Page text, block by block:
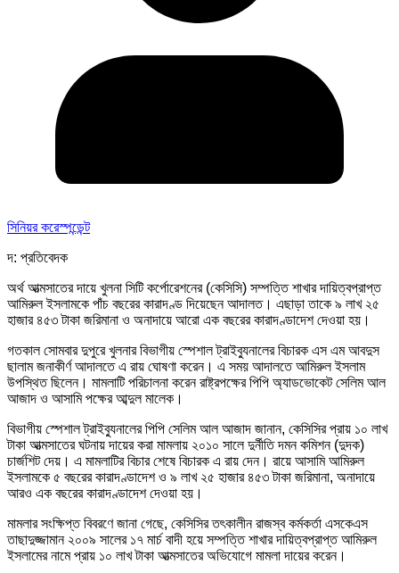
সিনিয়র করেস্পন্ডেন্ট
দ: প্রতিবেদক
অর্থ আত্মসাতের দায়ে খুলনা সিটি কর্পোরেশনের (কেসিসি) সম্পত্তি শাখার দায়িত্বপ্রাপ্ত
আমিরুল ইসলামকে পাঁচ বছরের কারাদণ্ড দিয়েছেন আদালত। এছাড়া তাকে ৯ লাখ ২৫
হাজার ৪৫৩ টাকা জরিমানা ও অনাদায়ে আরো এক বছরের কারাদণ্ডাদেশ দেওয়া হয়।
গতকাল সোমবার দুপুরে খুলনার বিভাগীয় স্পেশাল ট্রাইব্যুনালের বিচারক এস এম আবদুস
ছালাম জনাকীর্ণ আদালতে এ রায় ঘোষণা করেন। এ সময় আদালতে আমিরুল ইসলাম
উপস্থিত ছিলেন। মামলাটি পরিচালনা করেন রাষ্ট্রপক্ষের পিপি অ্যাডভোকেট সেলিম আল
আজাদ ও আসামি পক্ষের আব্দুল মালেক।
বিভাগীয় স্পেশাল ট্রাইব্যুনালের পিপি সেলিম আল আজাদ জানান, কেসিসির প্রায় ১০ লাখ
টাকা আত্মসাতের ঘটনায় দায়ের করা মামলায় ২০১০ সালে দুর্নীতি দমন কমিশন (দুদক)
চার্জশিট দেয়। এ মামলাটির বিচার শেষে বিচারক এ রায় দেন। রায়ে আসামি আমিরুল
ইসলামকে ৫ বছরের কারাদণ্ডাদেশ ও ৯ লাখ ২৫ হাজার ৪৫৩ টাকা জরিমানা, অনাদায়ে
আরও এক বছরের কারাদণ্ডাদেশ দেওয়া হয়।
মামলার সংক্ষিপ্ত বিবরণে জানা গেছে, কেসিসির তৎকালীন রাজস্ব কর্মকর্তা এসকেএস
তাছাদুজ্জামান ২০০৯ সালের ১৭ মার্চ বাদী হয়ে সম্পত্তি শাখার দায়িত্বপ্রাপ্ত আমিরুল
ইসলামের নামে প্রায় ১০ লাখ টাকা আত্মসাতের অভিযোগে মামলা দায়ের করেন।